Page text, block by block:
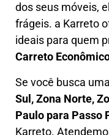
dos seus móveis,
frágeis. a Karreto
ideais para quem
Carreto
Se você busca uma
Sul, Zona Norte,
Paulo para Passo
Karreto.